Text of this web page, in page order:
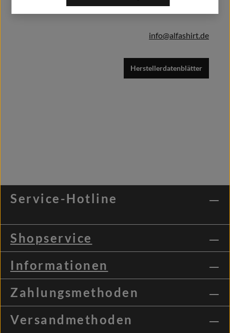
52379 Langerwehe
info@alfashirt.de
Herstellerdatenblätter
Service-Hotline
Shopservice
Informationen
Zahlungsmethoden
Versandmethoden